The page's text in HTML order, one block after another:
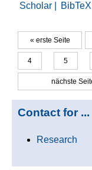
Scholar |
BibTeX
Seiten
« erste Seite
4 5
nächste
Contact for ...
Research